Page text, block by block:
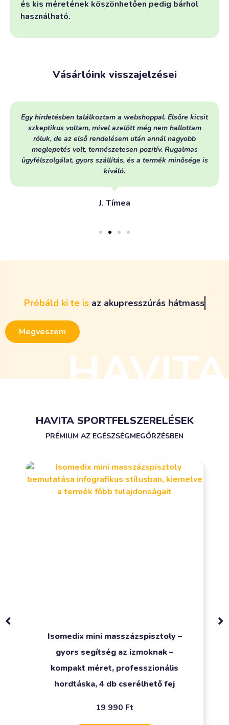
és kis méretének köszönhetően pedig bárhol
használható.
Vásárlóink visszajelzései
Egy hirdetésben találkoztam a webshoppal. Elsőre kicsit
szkeptikus voltam, mivel azelőtt még nem hallottam
róluk, de az első rendelésem után annál nagyobb
meglepetés volt, természetesen pozitív. Rugalmas
ügyfélszolgálat, gyors szállítás, és a termék minősége is
kiváló.
J. Tímea
Próbáld ki te is a z aku presszúrás hát masszíroz
Megveszem
HAVITA SPORTFELSZERELÉSEK
PRÉMIUM AZ EGÉSZSÉGMEGŐRZÉSBEN
Isomedix mini masszázspisztoly –
gyors segítség az izmoknak –
kompakt méret, professzionális
hordtáska, 4 db cserélhető fej
19 990 Ft